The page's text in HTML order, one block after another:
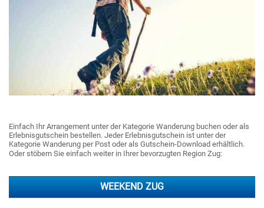
Einfach Ihr Arrangement unter der Kategorie Wanderung buchen oder als
Erlebnisgutschein bestellen. Jeder Erlebnisgutschein ist unter der
Kategorie Wanderung per Post oder als Gutschein-Download erhältlich.
Oder stöbern Sie einfach weiter in Ihrer bevorzugten Region Zug:
WEEKEND ZUG